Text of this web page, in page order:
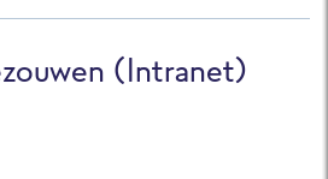
(Intranet)